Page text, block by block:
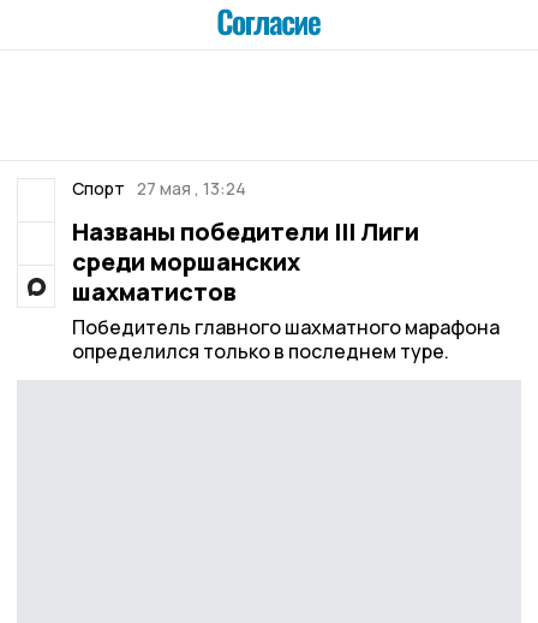
Спорт 27 мая , 13:24
Названы победители III Лиги
среди моршанских
шахматистов
Победитель главного шахматного марафона
определился только в последнем туре.